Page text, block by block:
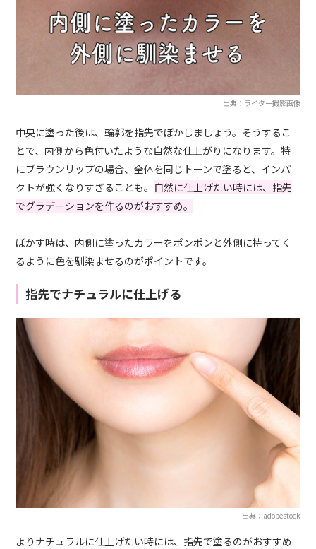
出典：ライター撮影画像
中央に塗った後は、輪郭を指先でぼかしましょう。そうするこ
とで、内側から色付いたような自然な仕上がりになります。特
にブラウンリップの場合、全体を同じトーンで塗ると、インパ
クトが強くなりすぎることも。 自然に仕上げたい時には、指先
でグラデーションを作るのがおすすめ。
ぼかす時は、内側に塗ったカラーをポンポンと外側に持ってく
るように色を馴染ませるのがポイントです。
指先でナチュラルに仕上げる
出典：adobestock
よりナチュラルに仕上げたい時には、指先で塗るのがおすすめ